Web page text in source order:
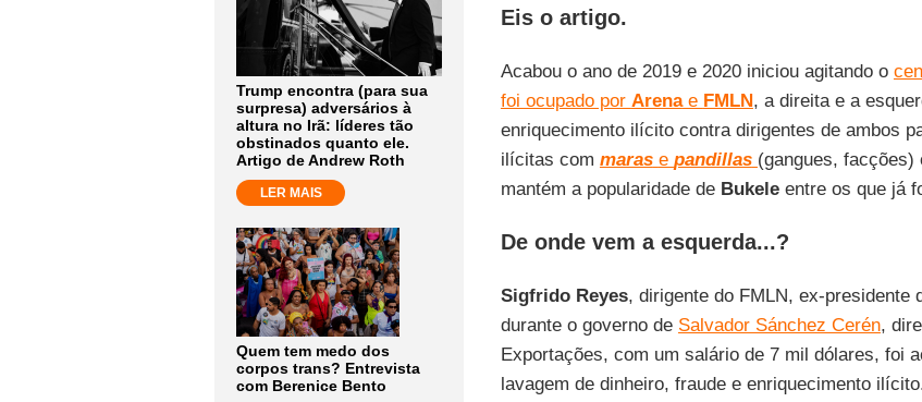
Trump encontra (para sua
surpresa) adversários à
altura no Irã: líderes tão
obstinados quanto ele.
Artigo de Andrew Roth
LER MAIS
Quem tem medo dos
corpos trans? Entrevista
com Berenice Bento
Eis o artigo.
Acabou o ano de 2019 e 2020 iniciou agitando o
foi ocupado por Arenae FMLN, a direita e a
enriquecimento ilícito contra dirigentes de ambos
ilícitas com maras e pandillas (gangues, facções)
mantém a popularidade de Bukeleentre os que já
De onde vem a esquerda...?
Sigfrido Reyes, dirigente do FMLN, ex-presidente
durante o governo de Salvador Sánchez Cerén,
Exportações, com um salário de 7 mil dólares, foi
lavagem de dinheiro, fraude e enriquecimento